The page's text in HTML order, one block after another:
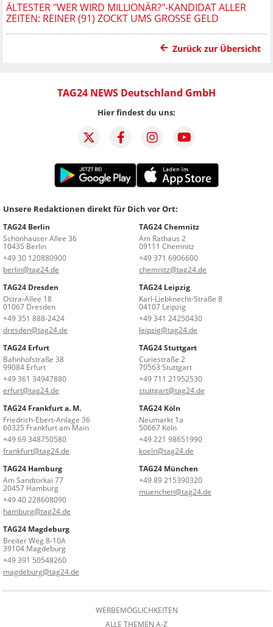
ÄLTESTER "WER WIRD MILLIONÄR?"-KANDIDAT ALLER
ZEITEN: REINER (91) ZOCKT UMS GROSSE GELD
Zurück zur Übersicht
TAG24 NEWS Deutschland GmbH
Hier findest du uns:
Unsere Redaktionen direkt für Dich vor Ort:
TAG24 Berlin
Schönhauser Allee 36
10435 Berlin
+49 30 120880900
berlin@tag24.de
TAG24 Chemnitz
Am Rathaus 2
09111 Chemnitz
+49 371 6906600
chemnitz@tag24.de
TAG24 Dresden
Ostra-Allee 18
01067 Dresden
+49 351 888-2424
dresden@tag24.de
TAG24 Leipzig
Karl-Liebknecht-Straße 8
04107 Leipzig
+49 341 24250430
leipzig@tag24.de
TAG24 Erfurt
Bahnhofstraße 38
99084 Erfurt
+49 361 34947880
erfurt@tag24.de
TAG24 Stuttgart
Curiestraße 2
70563 Stuttgart
+49 711 21952530
stuttgart@tag24.de
TAG24 Frankfurt a. M.
Friedrich-Ebert-Anlage 36
60325 Frankfurt am Main
+49 69 348750580
frankfurt@tag24.de
TAG24 Köln
Neumarkt 1a
50667 Köln
+49 221 98651990
koeln@tag24.de
TAG24 Hamburg
Am Sandtorkai 77
20457 Hamburg
+49 40 228608090
hamburg@tag24.de
TAG24 München
+49 89 215390320
muenchen@tag24.de
TAG24 Magdeburg
Breiter Weg 8-10A
39104 Magdeburg
+49 391 50548260
magdeburg@tag24.de
WERBEMÖGLICHKEITEN
ALLE THEMEN A-Z